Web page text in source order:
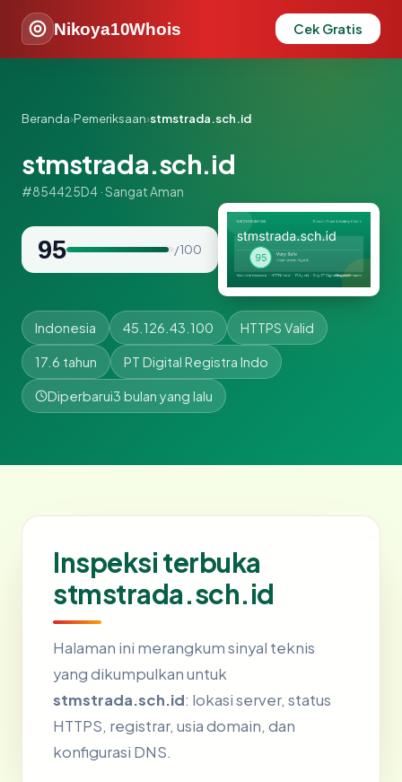
Nikoya10Whois Cek Gratis
Beranda›Pemeriksaan›stmstrada.sch.id
stmstrada.sch.id
#854425D4 · Sangat Aman
95 / 100
Indonesia 45.126.43.100 HTTPS Valid
17.6 tahun PT Digital Registra Indo
Diperbarui3 bulan yang lalu
Inspeksi terbuka
stmstrada.sch.id
Halaman ini merangkum sinyal teknis
yang dikumpulkan untuk
stmstrada.sch.id: lokasi server, status
HTTPS, registrar, usia domain, dan
konfigurasi DNS.